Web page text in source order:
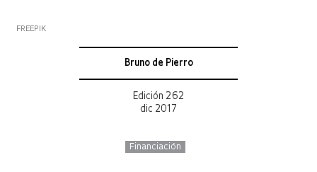
FREEPIK
Bruno de Pierro
Edición 262
dic 2017
Financiación